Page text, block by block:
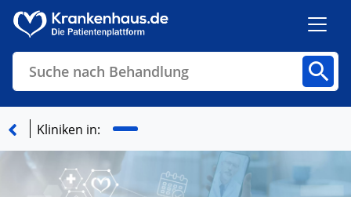
Suche nach Behandlung
Kliniken in: